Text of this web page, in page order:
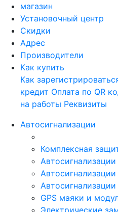
магазин
Установочный центр
Скидки
Адрес
Производители
Как купить
Как
кредит Оплата по QR
на работы Реквизиты
Автосигнализации
Комплексная
GPS маяки и
Электрические